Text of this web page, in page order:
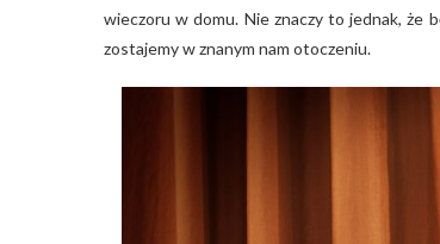
wieczoru w domu. Nie znaczy to jednak, że
zostajemy w znanym nam otoczeniu.